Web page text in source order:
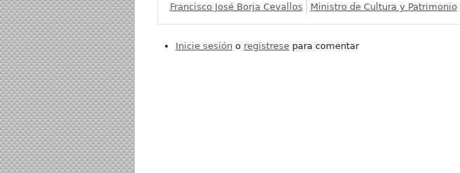
Francisco José Borja Cevallos Ministro de Cultura y Patrimonio
Inicie sesión o regístrese para comentar